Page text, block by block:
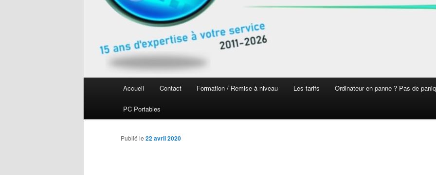
Aller
au
contenu
Accueil Contact Formation / Remise à niveau Les tarifs Ordinateur en panne ? Pas de
PC Portables
Publié le 22 avril 2020